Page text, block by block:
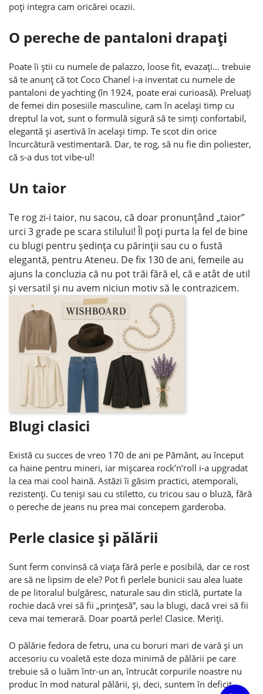
poţi integra cam oricărei ocazii.
O pereche de pantaloni drapaţi
Poate îi ştii cu numele de palazzo, loose fit, evazaţi… trebuie
să te anunţ că tot Coco Chanel i-a inventat cu numele de
pantaloni de yachting (în 1924, poate erai curioasă). Preluaţi
de femei din posesiile masculine, cam în acelaşi timp cu
dreptul la vot, sunt o formulă sigură să te simţi confortabil,
elegantă şi asertivă în acelaşi timp. Te scot din orice
încurcătură vestimentară. Dar, te rog, să nu fie din poliester,
că s-a dus tot vibe-ul!
Un taior
Te rog zi-i taior, nu sacou, că doar pronunţând „taior”
urci 3 grade pe scara stilului! Îl poţi purta la fel de bine
cu blugi pentru şedinţa cu părinţii sau cu o fustă
elegantă, pentru Ateneu. De fix 130 de ani, femeile au
ajuns la concluzia că nu pot trăi fără el, că e atât de util
şi versatil şi nu avem niciun motiv să le contrazicem.
Blugi clasici
Există cu succes de vreo 170 de ani pe Pământ, au început
ca haine pentru mineri, iar mişcarea rock’n’roll i-a upgradat
la cea mai cool haină. Astăzi îi găsim practici, atemporali,
rezistenţi. Cu tenişi sau cu stiletto, cu tricou sau o bluză, fără
o pereche de jeans nu prea mai concepem garderoba.
Perle clasice şi pălării
Sunt ferm convinsă că viaţa fără perle e posibilă, dar ce rost
are să ne lipsim de ele? Pot fi perlele bunicii sau alea luate
de pe litoralul bulgăresc, naturale sau din sticlă, purtate la
rochie dacă vrei să fii „prinţesă”, sau la blugi, dacă vrei să fii
ceva mai temerară. Doar poartă perle! Clasice. Meriţi.
O pălărie fedora de fetru, una cu boruri mari de vară şi un
accesoriu cu voaletă este doza minimă de pălării pe care
trebuie să o luăm într-un an, întrucât corpurile noastre nu
produc în mod natural pălării, şi, deci, suntem în deficit.